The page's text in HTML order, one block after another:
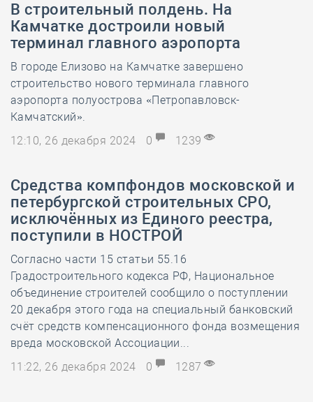
В строительный полдень. На
Камчатке достроили новый
терминал главного аэропорта
В городе Елизово на Камчатке завершено
строительство нового терминала главного
аэропорта полуострова «Петропавловск-
Камчатский».
12:10, 26 декабря 2024
0 1239
Средства компфондов московской и
петербургской строительных СРО,
исключённых из Единого реестра,
поступили в НОСТРОЙ
Согласно части 15 статьи 55.16
Градостроительного кодекса РФ, Национальное
объединение строителей сообщило о поступлении
20 декабря этого года на специальный банковский
счёт средств компенсационного фонда возмещения
вреда московской Ассоциации...
11:22, 26 декабря 2024
0 1287